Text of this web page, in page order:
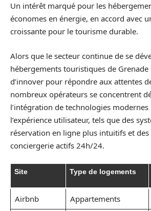
Un intérêt marqué pour les
économes en énergie, en accord avec
croissante pour le tourisme durable.
Alors que le secteur continue de se
hébergements touristiques de Grenade
d’innover pour répondre aux attentes
nombreux opérateurs se concentrent
l’intégration de technologies
l’expérience utilisateur, tels que des
réservation en ligne plus intuitifs et des
conciergerie actifs 24h/24.
Site Type de logements
Airbnb Appartements